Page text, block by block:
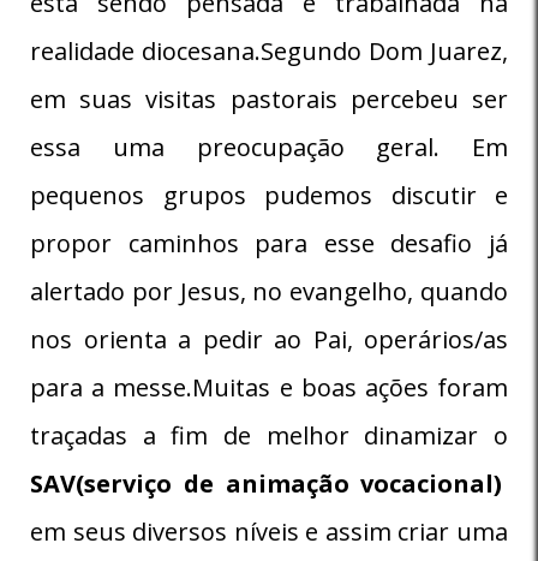
realidade diocesana.Segundo Dom Juarez,
em suas visitas pastorais percebeu ser
essa uma preocupação geral. Em
pequenos grupos pudemos discutir e
propor caminhos para esse desafio já
alertado por Jesus, no evangelho, quando
nos orienta a pedir ao Pai, operários/as
para a messe.Muitas e boas ações foram
traçadas a fim de melhor dinamizar o
SAV(serviço de animação vocacional)
em seus diversos níveis e assim criar uma